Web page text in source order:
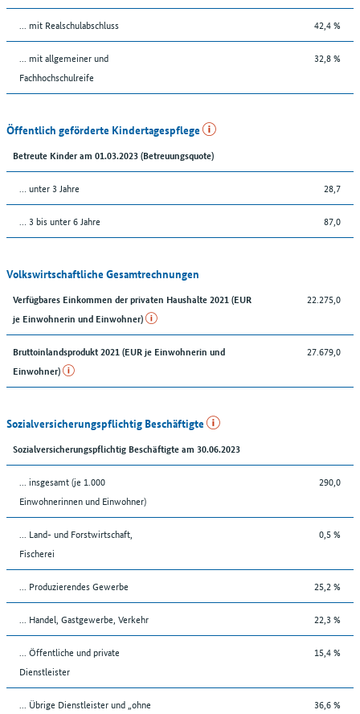
... mit Realschulabschluss 42,4 %
... mit allgemeiner und
Fachhochschulreife
32,8 %
Öffentlich geförderte Kindertagespflege
Betreute Kinder am 01.03.2023 (Betreuungsquote)
… unter 3 Jahre 28,7
… 3 bis unter 6 Jahre 87,0
Volkswirtschaftliche Gesamtrechnungen
Verfügbares Einkommen der privaten Haushalte 2021 (EUR
je Einwohnerin und Einwohner)
22.275,0
Bruttoinlandsprodukt 2021 (EUR je Einwohnerin und
Einwohner)
27.679,0
Sozialversicherungspflichtig Beschäftigte
Sozialversicherungspflichtig Beschäftigte am 30.06.2023
... insgesamt (je 1.000
Einwohnerinnen und Einwohner)
290,0
... Land- und Forstwirtschaft,
Fischerei
0,5 %
... Produzierendes Gewerbe 25,2 %
... Handel, Gastgewerbe, Verkehr 22,3 %
... Öffentliche und private
Dienstleister
15,4 %
... Übrige Dienstleister und „ohne
36,6 %